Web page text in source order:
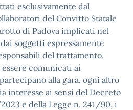
esclusivamente dal
del Convitto Statale
di Padova implicati nel
soggetti espressamente
del trattamento.
comunicati ai
alla gara, ogni altro
interesse ai sensi del Decreto
e della Legge n. 241/90, i